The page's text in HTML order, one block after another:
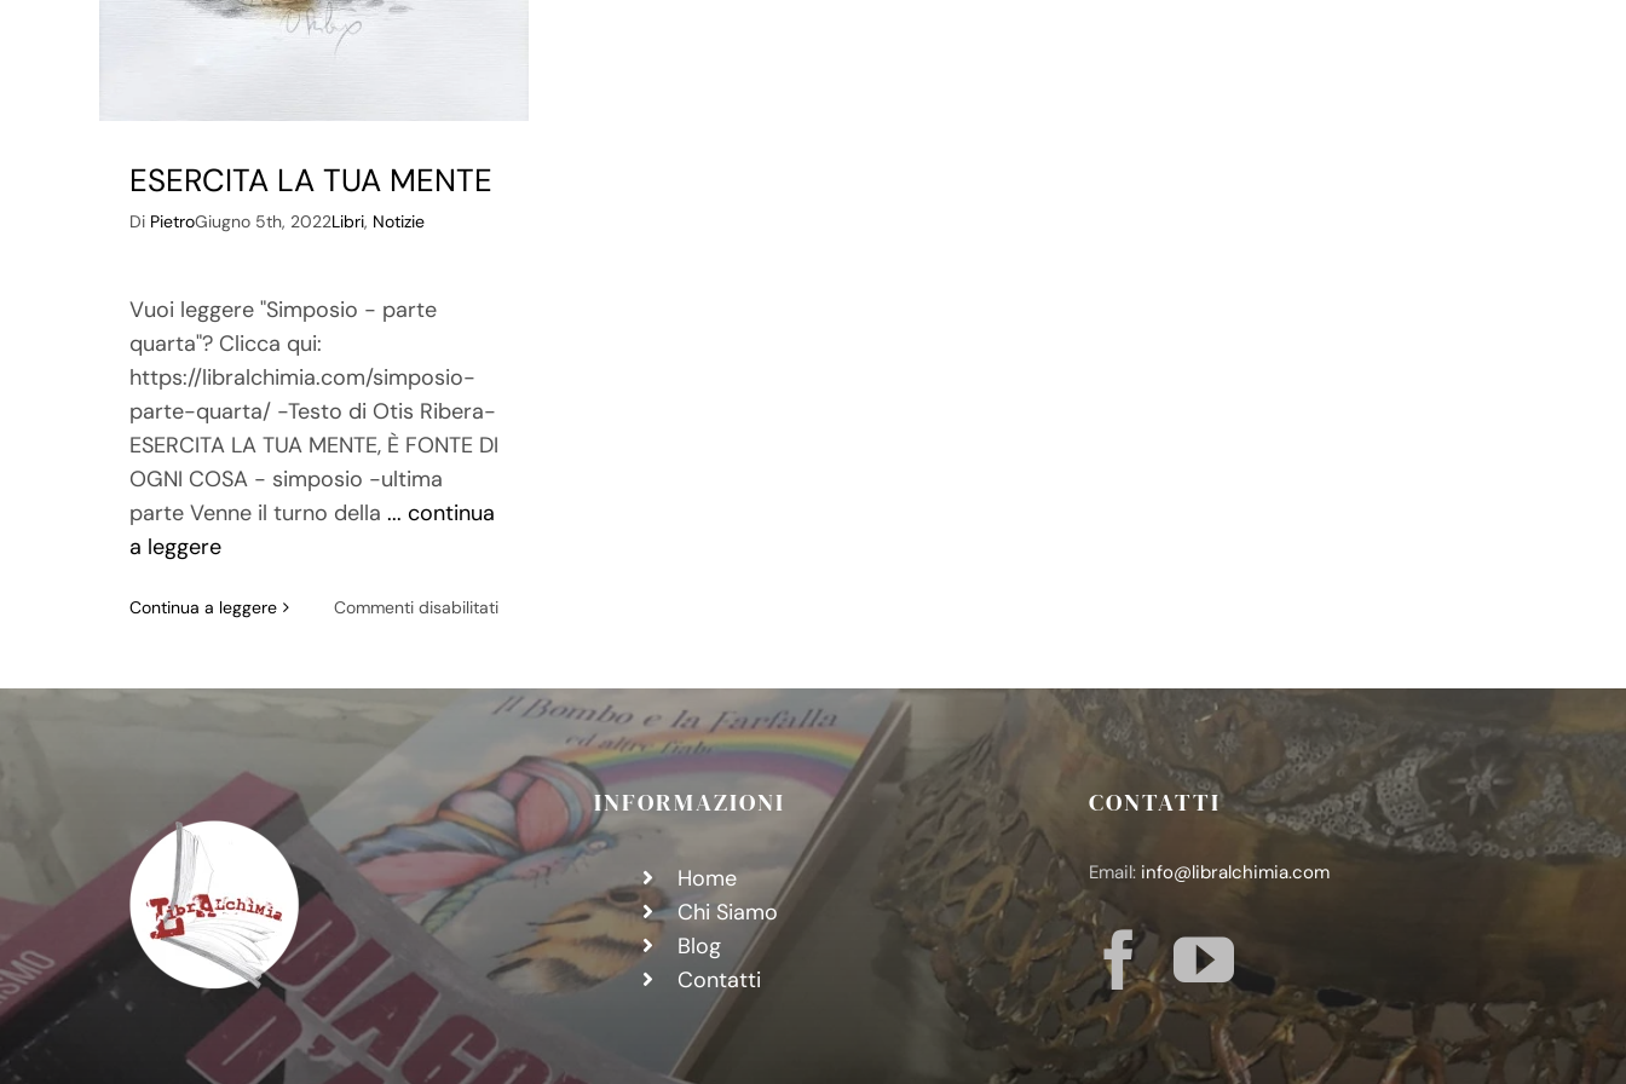
ESERCITA LA TUA MENTE
Di PietroGiugno 5th, 2022Libri, Notizie
Vuoi leggere "Simposio - parte
quarta"? Clicca qui:
https://libralchimia.com/simposio-
parte-quarta/ -Testo di Otis Ribera-
ESERCITA LA TUA MENTE, È FONTE DI
OGNI COSA - simposio -ultima
parte Venne il turno della... continua
a leggere
Continua a leggere Commenti disabilitatisu
TUA
MENTE
INFORMAZIONI
Home
Chi Siamo
Blog
Contatti
CONTATTI
Email: info@libralchimia.com